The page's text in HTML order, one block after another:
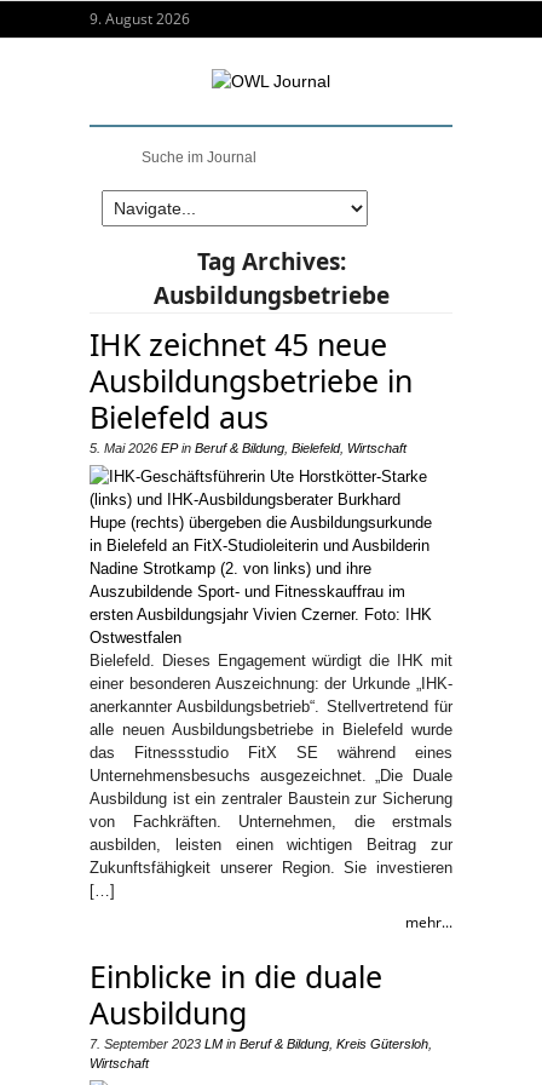
9. August 2026
Tag Archives:
Ausbildungsbetriebe
IHK zeichnet 45 neue
Ausbildungsbetriebe in
Bielefeld aus
5. Mai 2026 EPin Beruf & Bildung Bielefeld, Wirtschaft
Bielefeld. Dieses Engagement würdigt die IHK mit
einer besonderen Auszeichnung: der Urkunde „IHK-
anerkannter Ausbildungsbetrieb“. Stellvertretend für
alle neuen Ausbildungsbetriebe in Bielefeld wurde
das Fitnessstudio FitX SE während eines
Unternehmensbesuchs ausgezeichnet. „Die Duale
Ausbildung ist ein zentraler Baustein zur Sicherung
von Fachkräften. Unternehmen, die erstmals
ausbilden, leisten einen wichtigen Beitrag zur
Zukunftsfähigkeit unserer Region. Sie investieren
[…]
mehr...
Einblicke in die duale
Ausbildung
7. September 2023 LM in Beruf & Bildung Kreis Gütersloh
Wirtschaft